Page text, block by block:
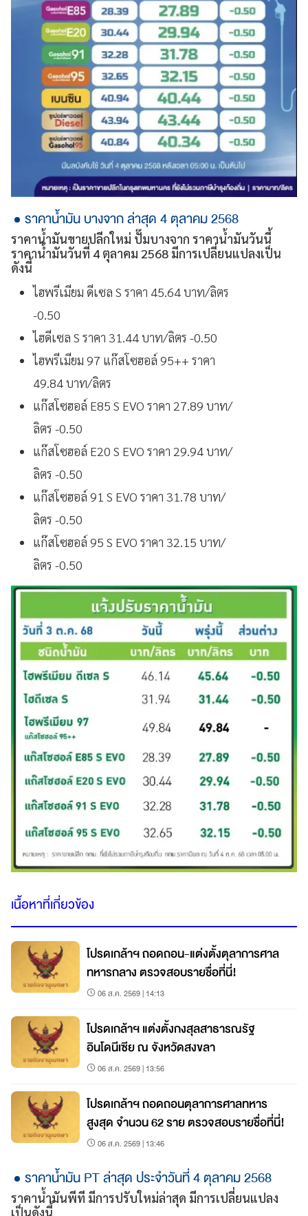
ราคาน้ำมัน บางจาก ล่าสุด 4 ตุลาคม 2568
ราคาน้ำมันขายปลีกใหม่ ปั๊มบางจาก ราคาน้ำมันวันนี้
ราคาน้ำมันวันที่ 4 ตุลาคม 2568 มีการเปลี่ยนแปลงเป็น
ดังนี้
ไฮพรีเมียม ดีเซล S ราคา 45.64 บาท/ลิตร
-0.50
ไฮดีเซล S ราคา 31.44 บาท/ลิตร -0.50
ไฮพรีเมียม 97 แก๊สโซฮอล์ 95++ ราคา
49.84 บาท/ลิตร
แก๊สโซฮอล์ E85 S EVO ราคา 27.89 บาท/
ลิตร -0.50
แก๊สโซฮอล์ E20 S EVO ราคา 29.94 บาท/
ลิตร -0.50
แก๊สโซฮอล์ 91 S EVO ราคา 31.78 บาท/
ลิตร -0.50
แก๊สโซฮอล์ 95 S EVO ราคา 32.15 บาท/
ลิตร -0.50
เนื้อหาที่เกี่ยวข้อง
โปรดเกล้าฯ ถอดถอน-แต่งตั้งตุลาการศาล
ทหารกลาง ตรวจสอบรายชื่อที่นี่!
06 ส.ค. 2569 | 14:13
โปรดเกล้าฯ แต่งตั้งกงสุลสาธารณรัฐ
อินโดนีเซีย ณ จังหวัดสงขลา
06 ส.ค. 2569 | 13:56
โปรดเกล้าฯ ถอดถอนตุลาการศาลทหาร
สูงสุด จำนวน 62 ราย ตรวจสอบรายชื่อที่นี่!
06 ส.ค. 2569 | 13:46
ราคาน้ำมัน PT ล่าสุด ประจำวันที่ 4 ตุลาคม 2568
ราคาน้ำมันพีที มีการปรับใหม่ล่าสุด มีการเปลี่ยนแปลง
เป็นดังนี้